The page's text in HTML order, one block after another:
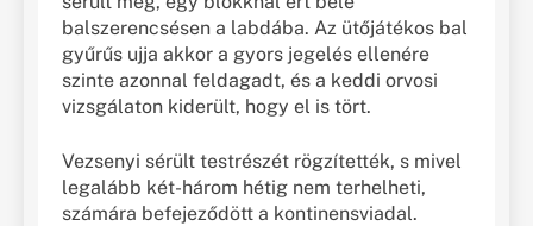
balszerencsésen a labdába. Az ütőjátékos bal
gyűrűs ujja akkor a gyors jegelés ellenére
szinte azonnal feldagadt, és a keddi orvosi
vizsgálaton kiderült, hogy el is tört.
Vezsenyi sérült testrészét rögzítették, s mivel
legalább két-három hétig nem terhelheti,
számára befejeződött a kontinensviadal.